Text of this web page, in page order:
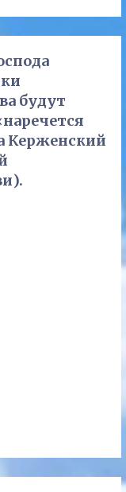
будут
Керженский